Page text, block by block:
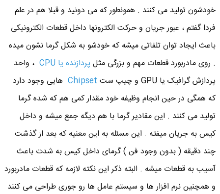
خودشون تولید می کنند . همونطور که می دونید و قبلا هم در علم
فردا گفتم ، عبور جریان و حرکت الکترونها داخل قطعات الکترونیکی
باعث ایجاد توان تلفاتی میشه که خودشو به شکل گرما نشون میده
. روی مادربورد قطعات مهم و بزرگی مثل پردازنده یا CPU
، واحد
پردازش گرافیک یا GPU و چیپ ست
Chipset هایی وجود دارد
که همگی در حین انجام وظیفه خود مقدار کمی هم که شده گرما
تولید می کنند . این مقادیر گرما با هم دیگه جمع میشه و داخل
کیس به جریان میفته . این مسئله به این معنیه که بعد از گذشت
چند دقیقه ( بدون وجود فن ) گرمای داخل کیس به شدت باعث
آسیب به قطعات میشه . البته ذکر این نکته لازمه که قطعات مادربورد
و همچنین نرم افزار ها و سیستم عامل ها رو جوری طراحی می کنند